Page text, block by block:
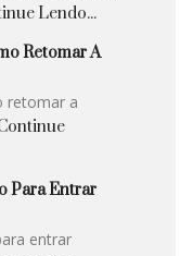
Lendo...
Retomar A
retomar a
Para Entrar
entrar